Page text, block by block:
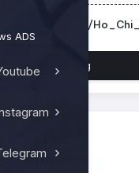
ADS
Múi giờ: Asia/
Đặt hàng